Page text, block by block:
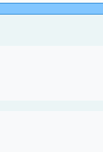
獲教
世
創客佳